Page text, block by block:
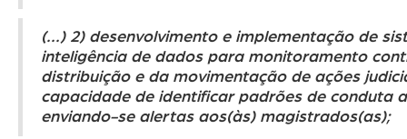
(...) 2) desenvolvimento e implementação de
inteligência de dados para monitoramento
distribuição e da movimentação de ações
capacidade de identificar padrões de conduta
enviando-se alertas aos(às) magistrados(as);